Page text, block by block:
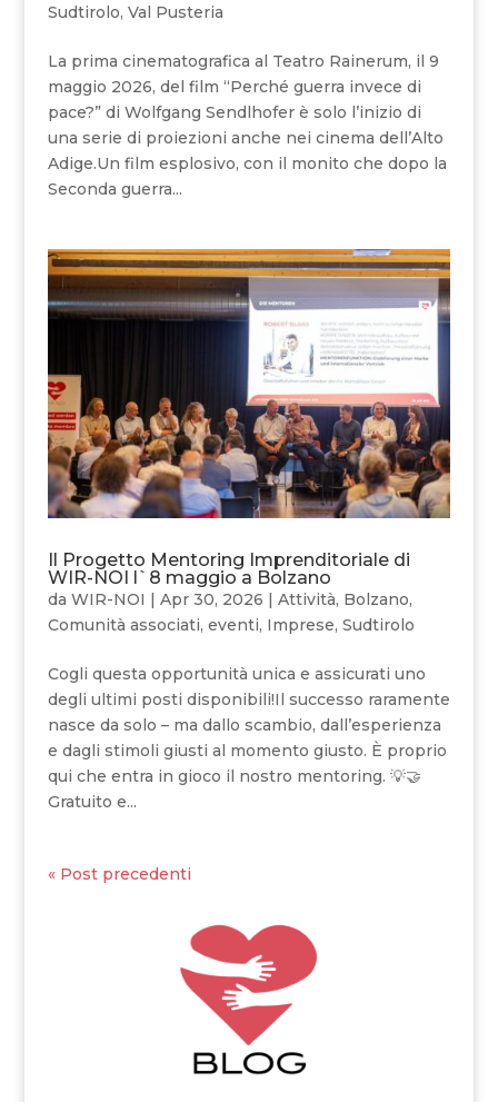
Sudtirolo, Val Pusteria
La prima cinematografica al Teatro Rainerum, il 9
maggio 2026, del film “Perché guerra invece di
pace?” di Wolfgang Sendlhofer è solo l’inizio di
una serie di proiezioni anche nei cinema dell’Alto
Adige.Un film esplosivo, con il monito che dopo la
Seconda guerra...
Il Progetto Mentoring Imprenditoriale di
WIR-NOI l`8 maggio a Bolzano
da WIR-NOI | Apr 30, 2026 | Attività, Bolzano,
Comunità associati, eventi, Imprese, Sudtirolo
Cogli questa opportunità unica e assicurati uno
degli ultimi posti disponibili!Il successo raramente
nasce da solo – ma dallo scambio, dall’esperienza
e dagli stimoli giusti al momento giusto. È proprio
qui che entra in gioco il nostro mentoring. 💡🤝
Gratuito e...
« Post precedenti